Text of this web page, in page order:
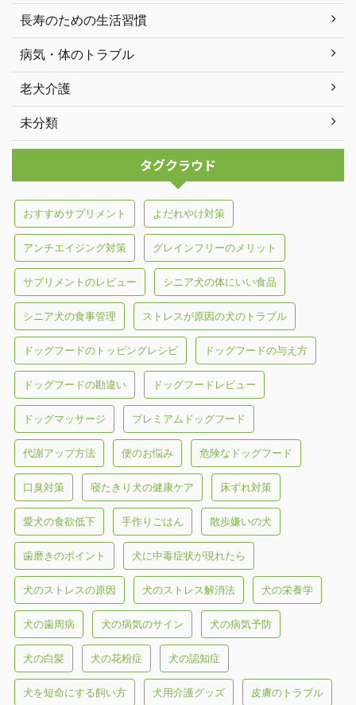
長寿のための生活習慣
病気・体のトラブル
老犬介護
未分類
タグクラウド
おすすめサプリメント よだれやけ対策
アンチエイジング対策 グレインフリーのメリット
サプリメントのレビュー シニア犬の体にいい食品
シニア犬の食事管理 ストレスが原因の犬のトラブル
ドッグフードのトッピングレシピ ドッグフードの与え方
ドッグフードの勘違い ドッグフードレビュー
ドッグマッサージ プレミアムドッグフード
代謝アップ方法 便のお悩み 危険なドッグフード
口臭対策 寝たきり犬の健康ケア 床ずれ対策
愛犬の食欲低下 手作りごはん 散歩嫌いの犬
歯磨きのポイント 犬に中毒症状が現れたら
犬のストレスの原因 犬のストレス解消法 犬の栄養学
犬の歯周病 犬の病気のサイン 犬の病気予防
犬の白髪 犬の花粉症 犬の認知症
犬を短命にする飼い方 犬用介護グッズ 皮膚のトラブル